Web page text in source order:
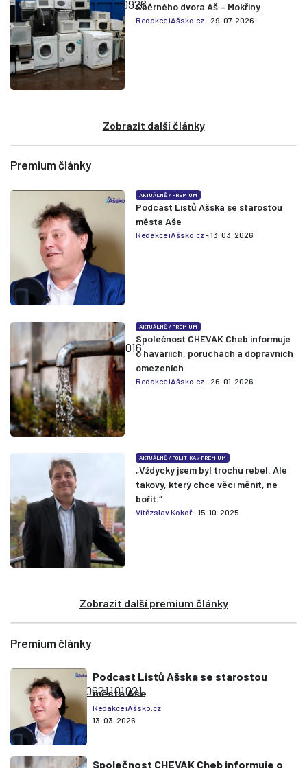
Sběrného dvora Aš – Mokřiny
Redakce iAšsko.cz- 29. 07. 2026
Zobrazit další články
Premium články
AKTUÁLNĚ /PREMIUM
Podcast Listů Ašska se starostou
města Aše
Redakce iAšsko.cz- 13. 03. 2026
AKTUÁLNĚ /PREMIUM
Společnost CHEVAK Cheb informuje
o haváriích, poruchách a dopravních
omezeních
Redakce iAšsko.cz- 26. 01. 2026
AKTUÁLNĚ /POLITIKA /PREMIUM
„Vždycky jsem byl trochu rebel. Ale
takový, který chce věci měnit, ne
bořit.“
Vítězslav Kokoř- 15. 10. 2025
Zobrazit další premium články
Premium články
Podcast Listů Ašska se starostou
města Aše
Redakce iAšsko.cz
13. 03. 2026
Společnost CHEVAK Cheb informuje o